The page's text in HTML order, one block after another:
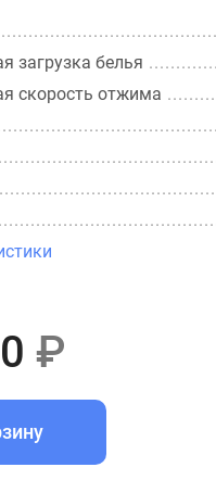
загрузка белья
скорость отжима
₽